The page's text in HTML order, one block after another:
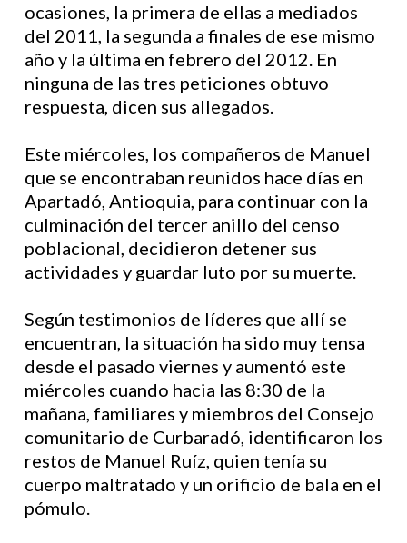
ocasiones, la primera de ellas a mediados
del 2011, la segunda a finales de ese mismo
año y la última en febrero del 2012. En
ninguna de las tres peticiones obtuvo
respuesta, dicen sus allegados.
Este miércoles, los compañeros de Manuel
que se encontraban reunidos hace días en
Apartadó, Antioquia, para continuar con la
culminación del tercer anillo del censo
poblacional, decidieron detener sus
actividades y guardar luto por su muerte.
Según testimonios de líderes que allí se
encuentran, la situación ha sido muy tensa
desde el pasado viernes y aumentó este
miércoles cuando hacia las 8:30 de la
mañana, familiares y miembros del Consejo
comunitario de Curbaradó, identificaron los
restos de Manuel Ruíz, quien tenía su
cuerpo maltratado y un orificio de bala en el
pómulo.